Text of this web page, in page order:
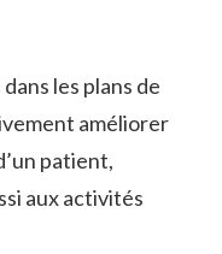
les plans de
améliorer
patient,
aux activités